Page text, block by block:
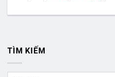
TÌM KIẾM